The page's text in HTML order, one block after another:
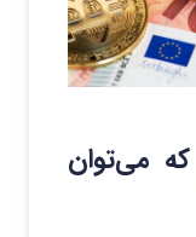
می‌توان